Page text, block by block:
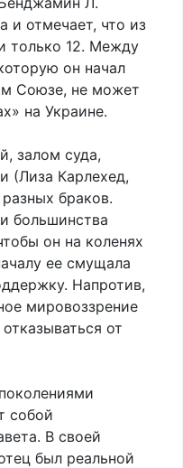
и отмечает, что из
только 12. Между
он начал
Союзе, не может
на Украине.
залом суда,
(Лиза Карлехед,
браков.
большинства
он на коленях
ее смущала
Напротив,
мировоззрение
от
собой
В своей
был реальной